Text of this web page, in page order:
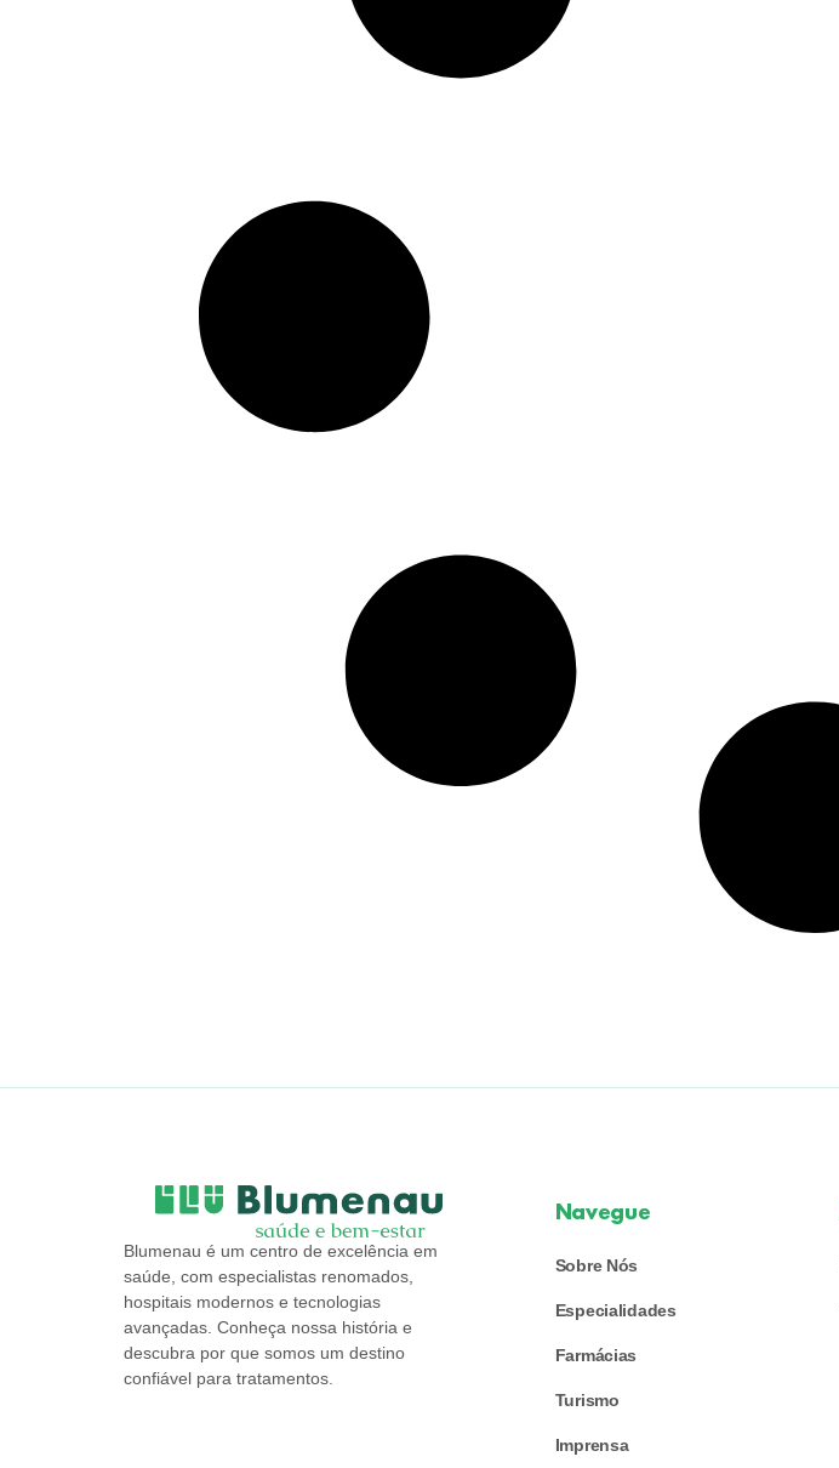
Blumenau é um centro de excelência em
saúde, com especialistas renomados,
hospitais modernos e tecnologias
avançadas. Conheça nossa história e
descubra por que somos um destino
confiável para tratamentos.
Navegue
Sobre Nós
Especialidades
Farmácias
Turismo
Imprensa